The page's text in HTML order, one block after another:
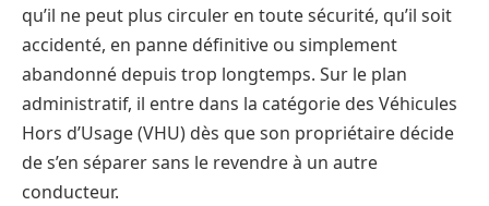
qu’il ne peut plus circuler en toute sécurité, qu’il soit
accidenté, en panne définitive ou simplement
abandonné depuis trop longtemps. Sur le plan
administratif, il entre dans la catégorie des Véhicules
Hors d’Usage (VHU) dès que son propriétaire décide
de s’en séparer sans le revendre à un autre
conducteur.